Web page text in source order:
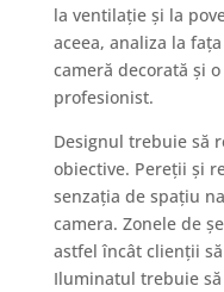
la ventilație și la
aceea, analiza la
cameră decorată și
profesionist.
Designul trebuie să
obiective. Pereții și
senzația de spațiu
camera. Zonele de
astfel încât clienții
Iluminatul trebuie